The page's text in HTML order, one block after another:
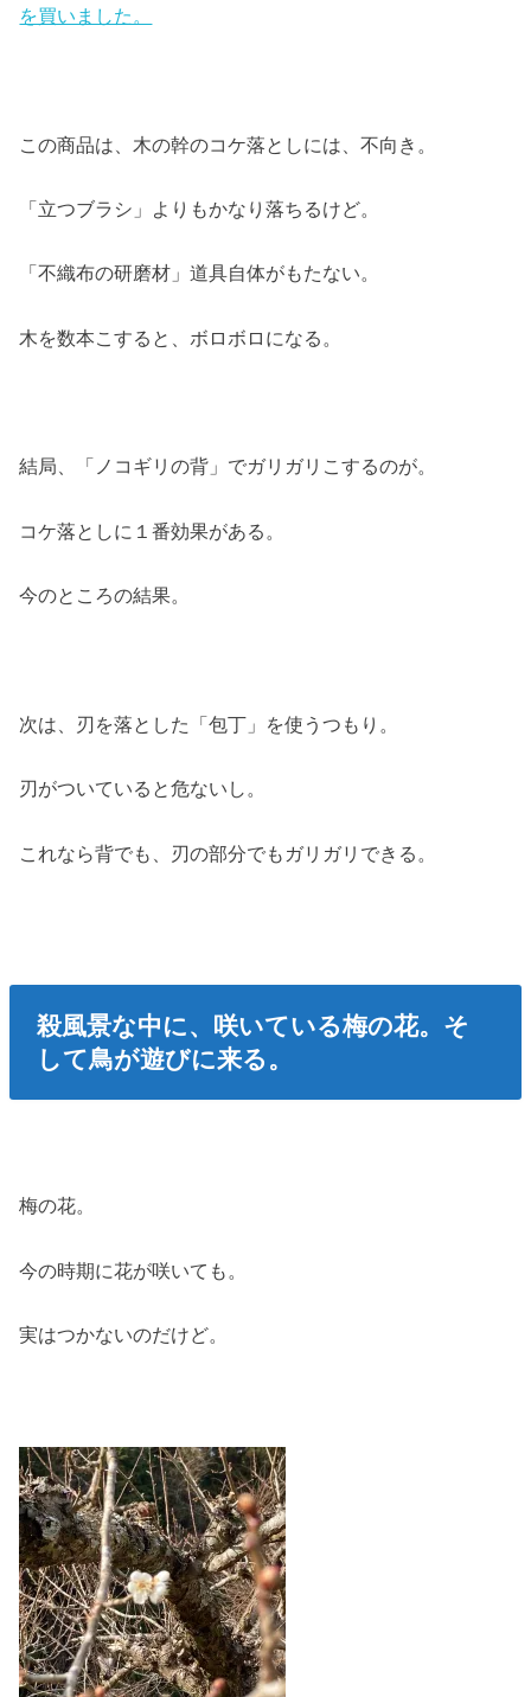
を買いました。
この商品は、木の幹のコケ落としには、不向き。
「立つブラシ」よりもかなり落ちるけど。
「不織布の研磨材」道具自体がもたない。
木を数本こすると、ボロボロになる。
結局、「ノコギリの背」でガリガリこするのが。
コケ落としに１番効果がある。
今のところの結果。
次は、刃を落とした「包丁」を使うつもり。
刃がついていると危ないし。
これなら背でも、刃の部分でもガリガリできる。
殺風景な中に、咲いている梅の花。そ
して鳥が遊びに来る。
梅の花。
今の時期に花が咲いても。
実はつかないのだけど。